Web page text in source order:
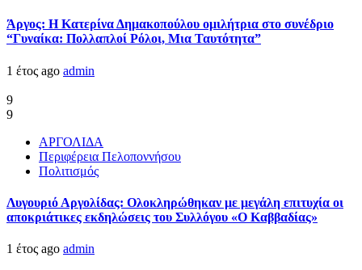
Άργος: Η Κατερίνα Δημακοπούλου ομιλήτρια στο συνέδριο
“Γυναίκα: Πολλαπλοί Ρόλοι, Μια Ταυτότητα”
1 έτος ago admin
9
9
ΑΡΓΟΛΙΔΑ
Περιφέρεια Πελοποννήσου
Πολιτισμός
Λυγουριό Αργολίδας: Ολοκληρώθηκαν με μεγάλη επιτυχία οι
αποκριάτικες εκδηλώσεις του Συλλόγου «Ο Καββαδίας»
1 έτος ago admin